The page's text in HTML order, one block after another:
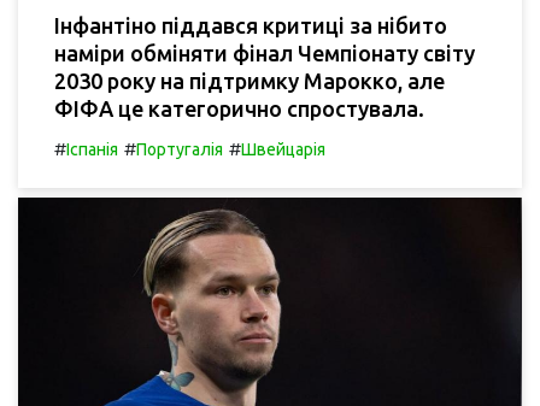
Інфантіно піддався критиці за нібито
наміри обміняти фінал Чемпіонату світу
2030 року на підтримку Марокко, але
ФІФА це категорично спростувала.
#Іспанія #Португалія #Швейцарія